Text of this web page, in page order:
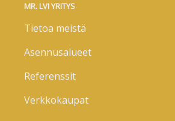
MR. LVI YRITYS
Tietoa meistä
Asennusalueet
Referenssit
Verkkokaupat